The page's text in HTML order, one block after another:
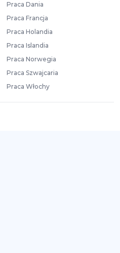
Praca Dania
Praca Francja
Praca Holandia
Praca Islandia
Praca Norwegia
Praca Szwajcaria
Praca Włochy